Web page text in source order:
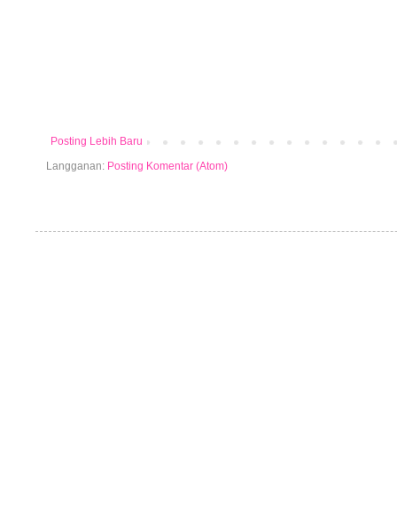
Posting Lebih Baru
Langganan: Posting Komentar (Atom)